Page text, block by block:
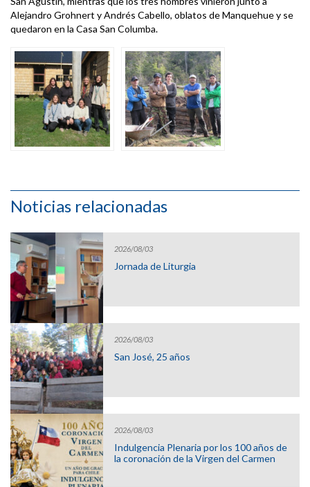
Alejandro Grohnert y Andrés Cabello, oblatos de Manquehue y se
quedaron en la Casa San Columba.
Noticias relacionadas
2026/08/03
Jornada de Liturgia
2026/08/03
San José, 25 años
2026/08/03
Indulgencia Plenaria por los 100 años de
la coronación de la Virgen del Carmen